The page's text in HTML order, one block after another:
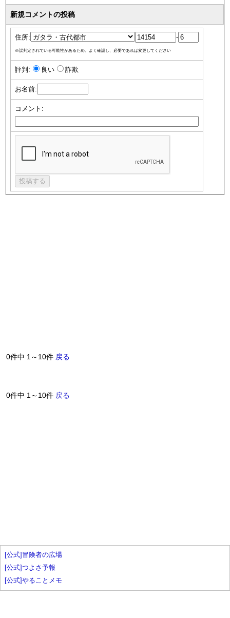
新規コメントの投稿
住所: -
※誤判定されている可能性があるため、よく確認し、必要であれば変更してください
評判: 良い 詐欺
お名前:
コメント:
0件中 1～10件 戻る
0件中 1～10件 戻る
[公式]冒険者の広場
[公式]つよさ予報
[公式]やることメモ